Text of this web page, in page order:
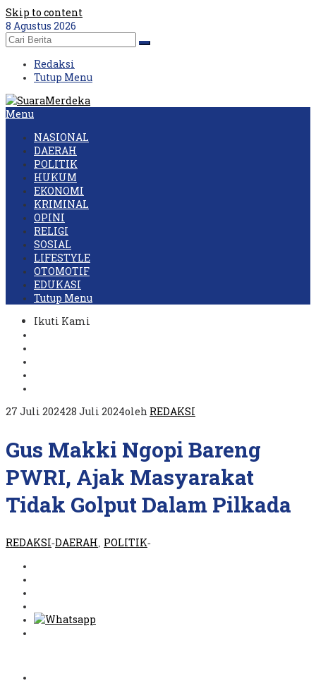
Skip to content
8 Agustus 2026
Redaksi
Tutup Menu
Menu
NASIONAL
DAERAH
POLITIK
HUKUM
EKONOMI
KRIMINAL
OPINI
RELIGI
SOSIAL
LIFESTYLE
OTOMOTIF
EDUKASI
Tutup Menu
Ikuti Kami
27 Juli 202428 Juli 2024oleh REDAKSI
Gus Makki Ngopi Bareng
PWRI, Ajak Masyarakat
Tidak Golput Dalam Pilkada
REDAKSI-DAERAH POLITIK-